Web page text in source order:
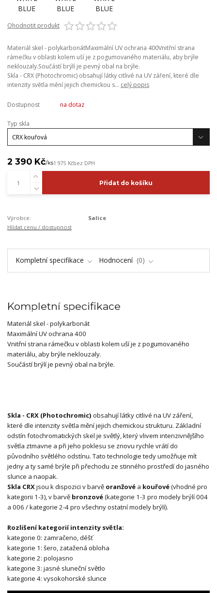
Ohodnotit produkt
Materiál skel - polykarbonátMaximální UV ochrana 400Vnitřní strana
rámečku v oblasti kolem uší je z pogumovaného materiálu, aby brýle
neklouzaly.Součástí brýlí je pevný obal na brýle.
Skla - CRX (Photochromic) obsahují látky citlivé na UV záření, které dle
intenzity světla mění jejich chemickou s... celý popis
Dostupnost na dotaz
Typ skla
2 390 Kč/ks1 975 Kčbez DPH
Přidat do košíku
Výrobce:
Salice
Hlídat cenu / dostupnost
Kompletní specifikace Hodnocení 0
Kompletní specifikace
Materiál skel - polykarbonát
Maximální UV ochrana 400
Vnitřní strana rámečku v oblasti kolem uší je z pogumovaného
materiálu, aby brýle neklouzaly.
Součástí brýlí je pevný obal na brýle.
Skla - CRX (Photochromic) obsahují látky citlivé na UV záření,
které dle intenzity světla mění jejich chemickou strukturu. Základní
odstín fotochromatických skel je světlý, který vlivem intenzivnějšího
světla ztmavne a při jeho poklesu se znovu rychle vrátí do
původního světlého odstínu. Tato technologie tedy umožňuje mít
jedny a ty samé brýle při přechodu ze stinného prostředí do jasného
slunce a naopak.
Skla CRXjsou k dispozici v barvě oranžové a kouřové(vhodné pro
kategorii 1-3), v barvě bronzové(kategorie 1-3 pro modely brýlí 004
a 006 / kategorie 2-4 pro všechny ostatní modely brýlí).
Rozlišení kategorií intenzity světla:
kategorie 0: zamračeno, déšť
kategorie 1: šero, zatažená obloha
kategorie 2: polojasno
kategorie 3: jasné sluneční světlo
kategorie 4: vysokohorské slunce